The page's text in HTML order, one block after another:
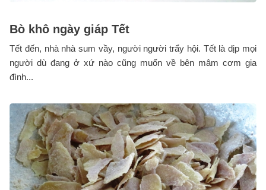
Bò khô ngày giáp Tết
Tết đến, nhà nhà sum vầy, người người trẩy hội. Tết là dịp mọi
người dù đang ở xứ nào cũng muốn về bên mâm cơm gia
đình...